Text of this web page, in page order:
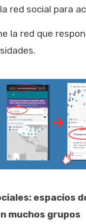
red social para
la red que
espacios
muchos grupos